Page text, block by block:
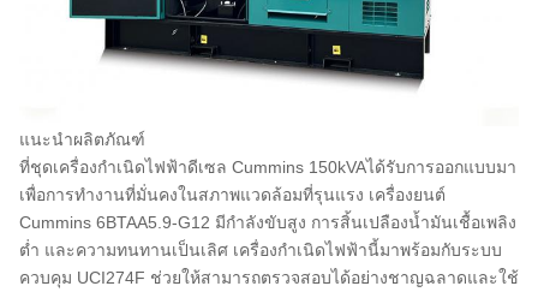
แนะนำผลิตภัณฑ์
ที่ชุดเครื่องกำเนิดไฟฟ้าดีเซล Cummins 150kVAได้รับการออกแบบมา
เพื่อการทำงานที่มั่นคงในสภาพแวดล้อมที่รุนแรง เครื่องยนต์
Cummins 6BTAA5.9-G12 มีกำลังขับสูง การสิ้นเปลืองน้ำมันเชื้อเพลิง
ต่ำ และความทนทานเป็นเลิศ เครื่องกำเนิดไฟฟ้านี้มาพร้อมกับระบบ
ควบคุม UCI274F ช่วยให้สามารถตรวจสอบได้อย่างชาญฉลาดและใช้